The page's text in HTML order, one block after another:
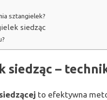
sztangielek?
siedząc
siedząc –
to efektywna